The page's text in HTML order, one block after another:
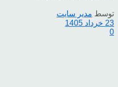
توسط مدیر سایت
23 خرداد 1405
0